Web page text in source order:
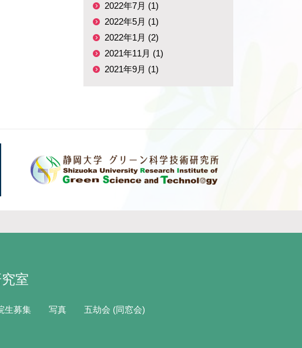
2022年7月 (1)
2022年5月 (1)
2022年1月 (2)
2021年11月 (1)
2021年9月 (1)
室
生募集 写真 五劫会 (同窓会)